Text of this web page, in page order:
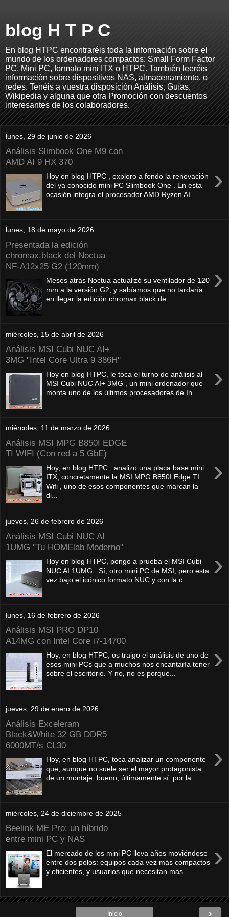
blog H T P C
En blog HTPC encontraréis toda la información sobre el
mundo de los ordenadores compactos: Small Form Factor
PC, Mini PC, formato mini ITX o HTPC. También leeréis
información sobre dispositivos NAS, almacenamiento, o
redes. Tenéis a vuestra disposición Análisis, Guías,
Wikipedia y alguna que otra Promoción con descuentos
interesantes de los colaboradores.
lunes, 29 de junio de 2026
Análisis Slimbook One M9 con
AMD AI 9 HX 370
›
Hoy en blog HTPC , exploro a fondo la renovación
del ya conocido mini PC Slimbook One . En esta
ocasión integra el procesador AMD Ryzen AI...
lunes, 18 de mayo de 2026
Presentada la edición
chromax.black del Noctua
NF‑A12x25 G2 (120mm)
›
Meses atrás Noctua actualizó su ventilador de 120
mm a la versión G2, y sabíamos que no tardaría
en llegar la edición chromax.black de ...
miércoles, 15 de abril de 2026
Análisis MSI Cubi NUC AI+
3MG "Intel Core Ultra 9 386H"
›
Hoy en blog HTPC, le toca el turno de análisis al
MSI Cubi NUC AI+ 3MG , un mini ordenador que
monta uno de los últimos procesadores de In...
miércoles, 11 de marzo de 2026
Análisis MSI MPG B850I EDGE
TI WIFI (Con red a 5 GbE)
›
Hoy, en blog HTPC , analizo una placa base mini
ITX, concretamente la MSI MPG B850I Edge TI
Wifi , uno de esos componentes que marcan la
di...
jueves, 26 de febrero de 2026
Análisis MSI Cubi NUC AI
1UMG "Tu HOMElab Moderno"
›
Hoy en blog HTPC, pongo a prueba el MSI Cubi
NUC AI 1UMG . Sí, otro mini PC de MSI, pero esta
vez bajo el icónico formato NUC y con la c...
lunes, 16 de febrero de 2026
Análisis MSI PRO DP10
A14MG con Intel Core i7-14700
›
Hoy, en blog HTPC, os traigo el análisis de uno de
esos mini PCs que a muchos nos encantaría tener
sobre el escritorio. Y no, no es porque...
jueves, 29 de enero de 2026
Análisis Exceleram
Black&White 32 GB DDR5
6000MT/s CL30
›
Hoy, en blog HTPC, toca analizar un componente
que, aunque no suele ser el mayor protagonista
de un montaje; bueno, últimamente sí, por la ...
miércoles, 24 de diciembre de 2025
Beelink ME Pro: un híbrido
entre mini PC y NAS
›
El mercado de los mini PC lleva años moviéndose
entre dos polos: equipos cada vez más compactos
y eficientes, y usuarios que necesitan más ...
›
Inicio